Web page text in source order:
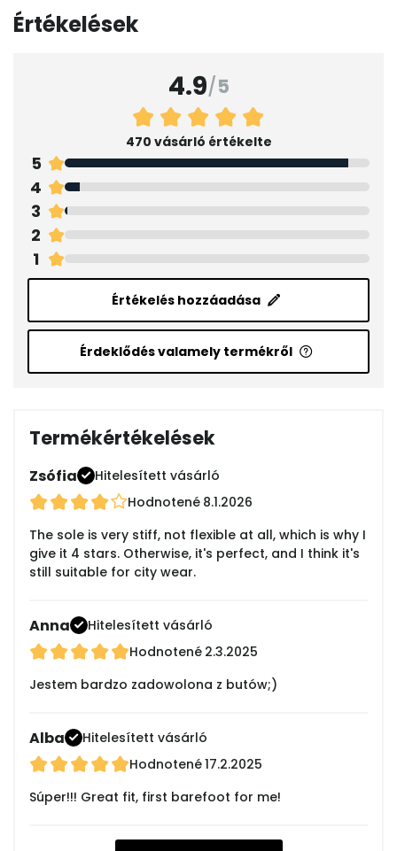
Értékelések
4.9/5
470 vásárló értékelte
5
4
3
2
1
Értékelés hozzáadása
Érdeklődés valamely termékről
Termékértékelések
Zsófia
Hitelesített vásárló
Hodnotené 8.1.2026
The sole is very stiff, not flexible at all, which is why I
give it 4 stars. Otherwise, it's perfect, and I think it's
still suitable for city wear.
Anna
Hitelesített vásárló
Hodnotené 2.3.2025
Jestem bardzo zadowolona z butów;)
Alba
Hitelesített vásárló
Hodnotené17.2.2025
Súper!!! Great fit, first barefoot for me!